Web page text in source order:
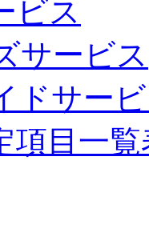
ビス
サービス
ドサー
項目一覧